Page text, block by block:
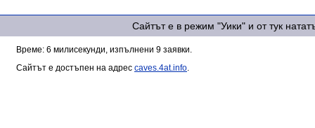
Сайтът е в режим "Уики" и от тук
Време: 6 милисекунди, изпълнени 9 заявки.
Сайтът е достъпен на адрес caves.4at.info.